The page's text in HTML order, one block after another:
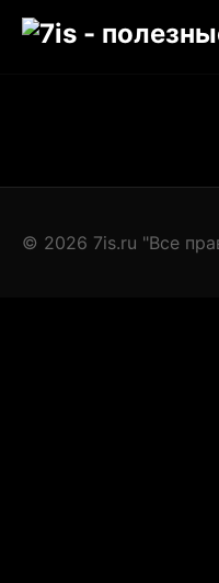
© 2026 7is.ru "Все